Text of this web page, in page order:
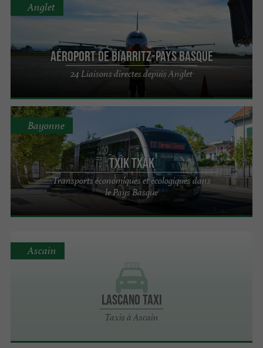
Aéroport de Biarritz-Pays Basque
24 Liaisons directes depuis Anglet
Anglet
TXIK TXAK
Transports économiques et écologiques dans
le Pays Basque
Bayonne
Lascano Taxi
Taxis à Ascain
Ascain